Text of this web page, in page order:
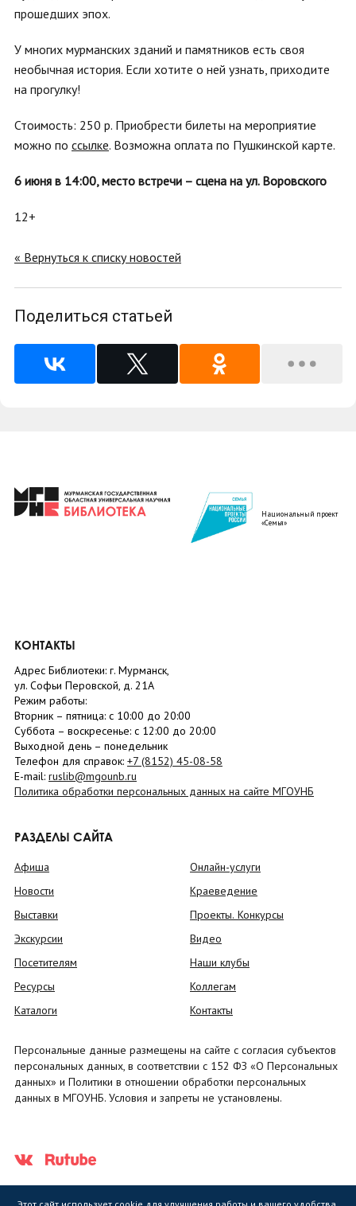
прошедших эпох.
У многих мурманских зданий и памятников есть своя
необычная история. Если хотите о ней узнать, приходите
на прогулку!
Стоимость: 250 р. Приобрести билеты на мероприятие
можно по ссылке. Возможна оплата по Пушкинской карте.
6 июня в 14:00, место встречи – сцена на ул. Воровского
12+
« Вернуться к списку новостей
Поделиться статьей
Национальный проект
«Семья»
КОНТАКТЫ
Адрес Библиотеки: г. Мурманск,
ул. Софьи Перовской, д. 21А
Режим работы:
Вторник – пятница: с 10:00 до 20:00
Суббота – воскресенье: c 12:00 до 20:00
Выходной день – понедельник
Телефон для справок: +7 (8152) 45-08-58
E-mail: ruslib@mgounb.ru
Политика обработки персональных данных на сайте МГОУНБ
РАЗДЕЛЫ САЙТА
Афиша
Новости
Выставки
Экскурсии
Посетителям
Ресурсы
Каталоги
Онлайн-услуги
Краеведение
Проекты. Конкурсы
Видео
Наши клубы
Коллегам
Контакты
Персональные данные размещены на сайте с согласия субъектов
персональных данных, в соответствии с 152 ФЗ «О Персональных
данных» и Политики в отношении обработки персональных
данных в МГОУНБ. Условия и запреты не установлены.